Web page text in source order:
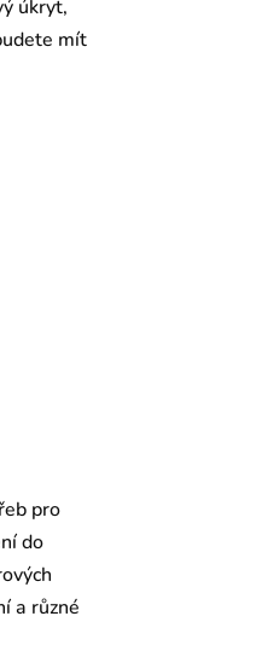
úkryt,
mít
pro
do
a různé